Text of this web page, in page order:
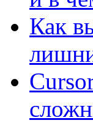
Как